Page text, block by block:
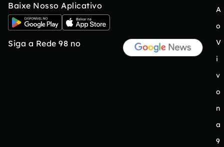
Baixe Nosso Aplicativo
Siga a Rede 98 no
A
o
V
i
v
o
n
a
9